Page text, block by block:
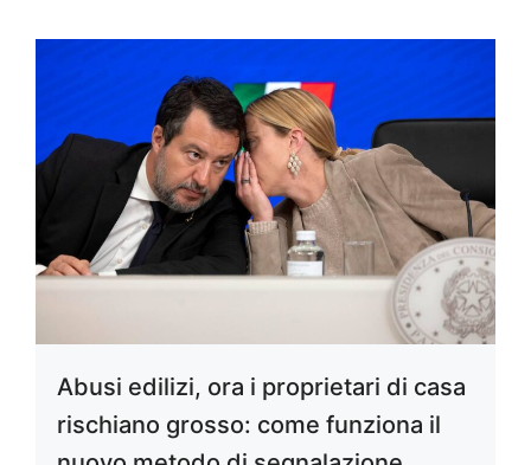
Abusi edilizi, ora i proprietari di casa
rischiano grosso: come funziona il